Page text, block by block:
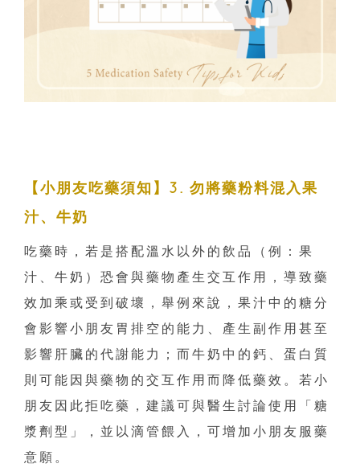
【小朋友吃藥須知】3. 勿將藥粉料混入果
汁、牛奶
吃藥時，若是搭配溫水以外的飲品（例：果
汁、牛奶）恐會與藥物產生交互作用，導致藥
效加乘或受到破壞，舉例來說，果汁中的糖分
會影響小朋友胃排空的能力、產生副作用甚至
影響肝臟的代謝能力；而牛奶中的鈣、蛋白質
則可能因與藥物的交互作用而降低藥效。若小
朋友因此拒吃藥，建議可與醫生討論使用「糖
漿劑型」，並以滴管餵入，可增加小朋友服藥
意願。